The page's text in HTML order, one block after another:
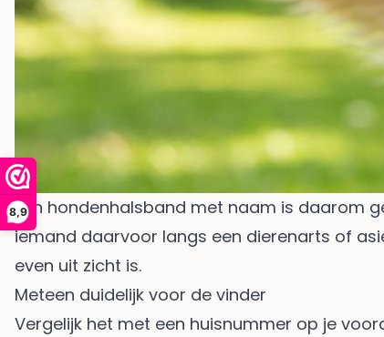
8,9
Een hondenhalsband met naam is daarom
iemand daarvoor langs een dierenarts of
even uit zicht is.
Meteen duidelijk voor de vinder
Vergelijk het met een huisnummer op je